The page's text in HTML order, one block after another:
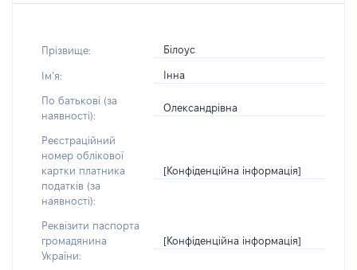
Прізвище: Білоус
Імʼя: Інна
По батькові (за
наявності):
Олександрівна
Реєстраційний
номер облікової
картки платника
податків (за
наявності):
[Конфіденційна інформація]
Реквізити паспорта
громадянина
України:
[Конфіденційна інформація]